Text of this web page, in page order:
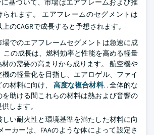
基づいて、市場はエアフレームおよび推
られます。 エアフレームのセグメントは
のCAGRで成長すると予想されます。
でのエアフレームセグメントは急速に成
この成長は、燃料効率と性能を高める軽量
の需要の高まりから成ります。 航空機や
機の軽量化を目指し、エアロゲル、ファイ
の材料に向け、高度な複合材料. . 全体的な
助ける間これらの材料は熱および音響の
します。
い耐火性と環境基準を満たした材料に向
ーカーは、FAAのような体によって設定さ